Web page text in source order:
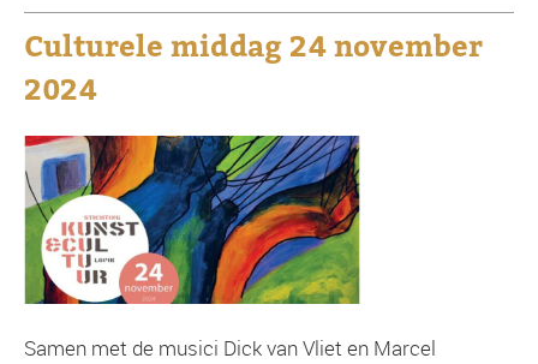
Culturele middag 24 november
2024
Samen met de musici Dick van Vliet en Marcel